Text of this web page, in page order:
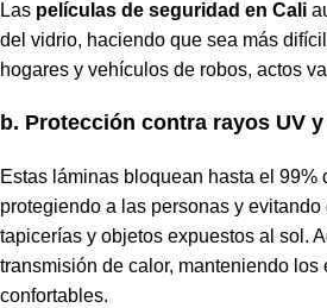
Las películas de seguridad en Cali
del vidrio, haciendo que sea más
hogares y vehículos de robos, actos
b. Protección contra rayos UV
Estas láminas bloquean hasta el 99%
protegiendo a las personas y
tapicerías y objetos expuestos al sol.
transmisión de calor, manteniendo los
confortables.